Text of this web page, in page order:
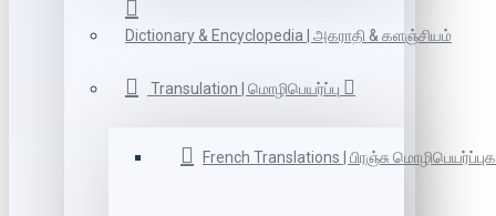
Dictionary & Encyclopedia | அகராதி & களஞ்சியம்
Transulation | மொழிபெயர்ப்பு
French Translations | பிரஞ்சு